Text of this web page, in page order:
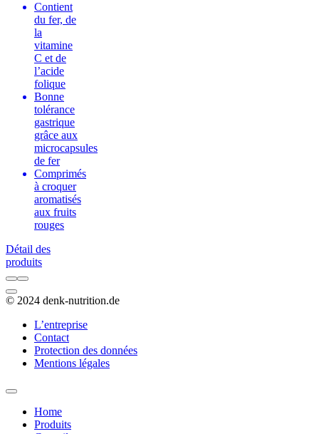
Contient
du fer, de
la
vitamine
C et de
l’acide
folique
Bonne
tolérance
gastrique
grâce aux
microcapsules
de fer
Comprimés
à croquer
aromatisés
aux fruits
rouges
Détail des
produits
© 2024 denk-nutrition.de
L’entreprise
Contact
Protection des données
Mentions légales
Home
Produits